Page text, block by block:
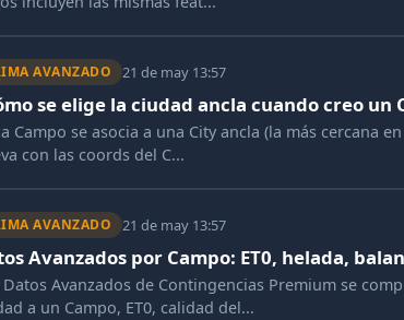
AVANZADO 21 de may 13:57
se elige la ciudad ancla cuando creo un
Campo se asocia a una City ancla (la más cercana
con las coords del C...
AVANZADO 21 de may 13:57
Avanzados por Campo: ET0, helada,
Datos Avanzados de Contingencias Premium se
a un Campo, ET0, calidad del...